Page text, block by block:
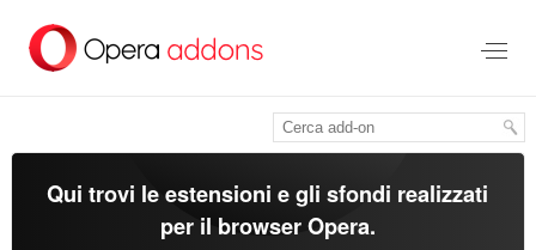
contenuto
Qui trovi le estensioni e gli sfondi realizzati
per il browser Opera.